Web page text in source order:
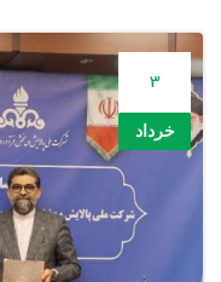
3
خرداد